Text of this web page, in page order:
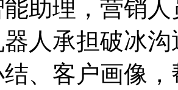
助理，营
器人承担破冰沟
、客户画像